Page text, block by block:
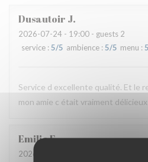
Dusautoir J
2026-07-24 - 19:00 - guests 2
service : 5/5 ambience : 5/5 menu : 5
Service d excellente qualité. Et le
mon amie c était vraiment
EmilieF
2026-07-24